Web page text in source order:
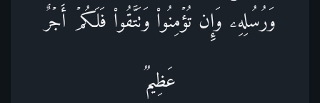
وَرُسُلِهِۦۚ وَإِن تُؤۡمِنُوا۟ وَتَتَّقُوا۟ فَلَكُمۡ أَجۡرٌ
عَظِیمࣱ